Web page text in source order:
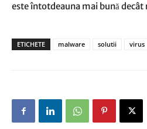
este întotdeauna mai bună decât
ETICHETE malware solutii virus